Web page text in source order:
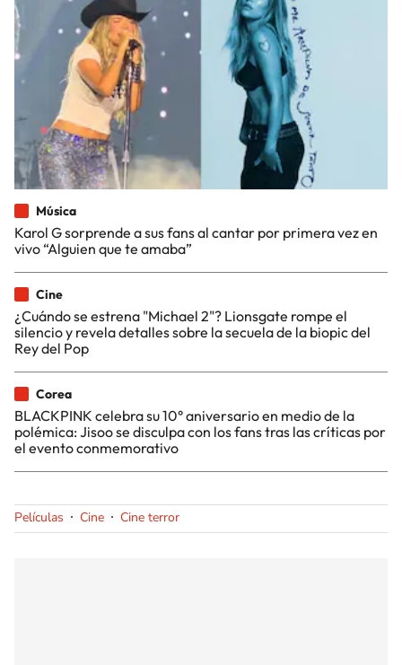
Música
Karol G sorprende a sus fans al cantar por primera vez en
vivo “Alguien que te amaba”
Cine
¿Cuándo se estrena "Michael 2"? Lionsgate rompe el
silencio y revela detalles sobre la secuela de la biopic del
Rey del Pop
Corea
BLACKPINK celebra su 10° aniversario en medio de la
polémica: Jisoo se disculpa con los fans tras las críticas por
el evento conmemorativo
Películas Cine Cine terror